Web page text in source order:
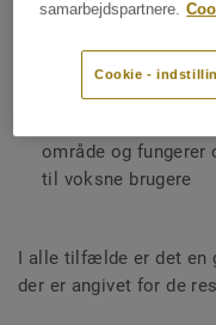
Fladeelastiske
til børn og unge fra
større sports-
område og
til voksne brugere
I alle tilfælde er det en
der er angivet for de
samarbejdspartnere.
Cookie -